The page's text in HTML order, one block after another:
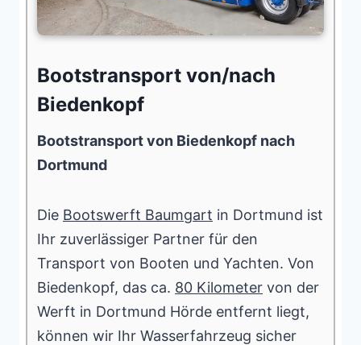
Bootstransport von/nach
Biedenkopf
Bootstransport von Biedenkopf nach
Dortmund
Die Bootswerft Baumgart in Dortmund ist
Ihr zuverlässiger Partner für den
Transport von Booten und Yachten. Von
Biedenkopf, das ca. 80 Kilometer von der
Werft in Dortmund Hörde entfernt liegt,
können wir Ihr Wasserfahrzeug sicher